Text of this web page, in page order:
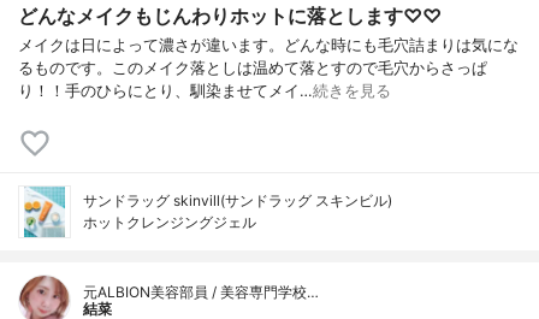
どんなメイクもじんわりホットに落とします♡♡
メイクは日によって濃さが違います。どんな時にも毛穴詰まりは気にな
るものです。このメイク落としは温めて落とすので毛穴からさっぱ
り！！手のひらにとり、馴染ませてメイ…続きを見る
サンドラッグ skinvill(サンドラッグ スキンビル)
ホットクレンジングジェル
元ALBION美容部員 / 美容専門学校…
結菜